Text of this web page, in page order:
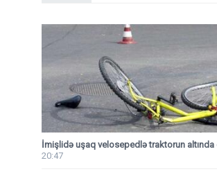
İmişlidə uşaq velosepedlə traktorun
20:47